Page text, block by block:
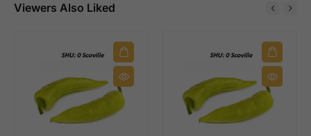
Viewers Also Liked